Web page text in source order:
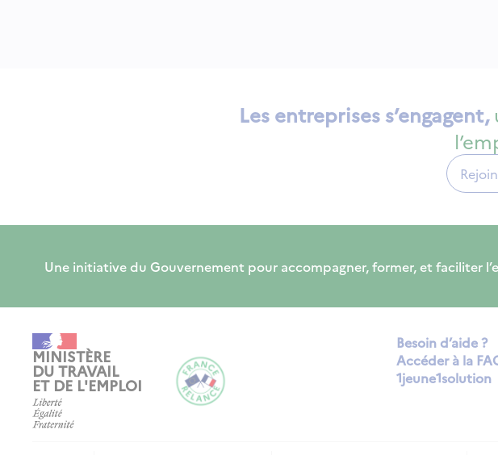
Les entreprises s’engagent,
Une initiative du Gouvernement pour accompagner, former, et faciliter
MINISTÈRE
DU TRAVAIL
ET DE L'EMPLOI
Besoin d’aide ?
Accéder à la
1jeune1solution